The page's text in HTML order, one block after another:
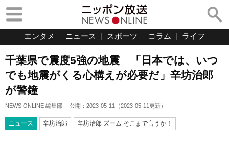
エンタメ ニュース スポーツ コラム ライフ
千葉県で震度5強の地震 「日本では、いつ
でも地震がくる心構えが必要だ」辛坊治郎
が警鐘
NEWS ONLINE 編集部 公開： 2023-05-11 （2023-05-11更新）
ニュース 辛坊治郎 辛坊治郎 ズーム そこまで言うか！